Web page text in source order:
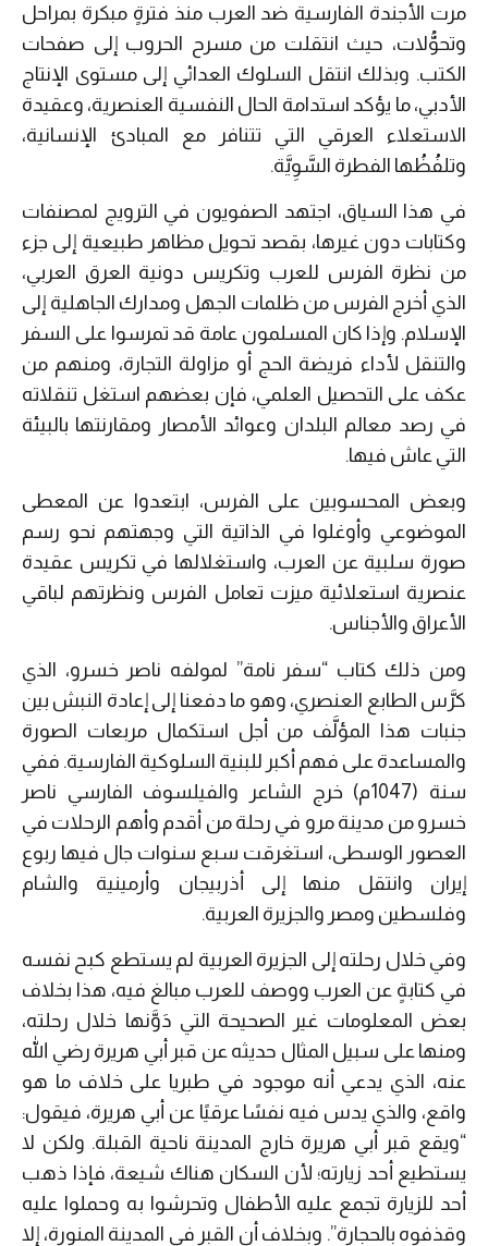
مرت الأجندة الفارسية ضد العرب منذ فترةٍ مبكرة بمراحل
وتحوُّلات، حيث انتقلت من مسرح الحروب إلى صفحات
الكتب. وبذلك انتقل السلوك العدائي إلى مستوى الإنتاج
الأدبي، ما يؤكد استدامة الحال النفسية العنصرية، وعقيدة
الاستعلاء العرقي التي تتنافر مع المبادئ الإنسانية،
وتلفُظُها الفطرة السَّوِيَّة.
في هذا السياق، اجتهد الصفويون في الترويج لمصنفات
وكتابات دون غيرها، بقصد تحويل مظاهر طبيعية إلى جزء
من نظرة الفرس للعرب وتكريس دونية العرق العربي،
الذي أخرج الفرس من ظلمات الجهل ومدارك الجاهلية إلى
الإسلام. وإذا كان المسلمون عامة قد تمرسوا على السفر
والتنقل لأداء فريضة الحج أو مزاولة التجارة، ومنهم من
عكف على التحصيل العلمي، فإن بعضهم استغل تنقلاته
في رصد معالم البلدان وعوائد الأمصار ومقارنتها بالبيئة
التي عاش فيها.
وبعض المحسوبين على الفرس، ابتعدوا عن المعطى
الموضوعي وأوغلوا في الذاتية التي وجهتهم نحو رسم
صورة سلبية عن العرب، واستغلالها في تكريس عقيدة
عنصرية استعلائية ميزت تعامل الفرس ونظرتهم لباقي
الأعراق والأجناس.
ومن ذلك كتاب “سفر نامة” لمولفه ناصر خسرو، الذي
كرَّس الطابع العنصري، وهو ما دفعنا إلى إعادة النبش بين
جنبات هذا المؤلَّف من أجل استكمال مربعات الصورة
والمساعدة على فهم أكبر للبنية السلوكية الفارسية. ففي
سنة (1047م) خرج الشاعر والفيلسوف الفارسي ناصر
خسرو من مدينة مرو في رحلة من أقدم وأهم الرحلات في
العصور الوسطى، استغرقت سبع سنوات جال فيها ربوع
إيران وانتقل منها إلى أذربيجان وأرمينية والشام
وفلسطين ومصر والجزيرة العربية.
وفي خلال رحلته إلى الجزيرة العربية لم يستطع كبح نفسه
في كتابةٍ عن العرب ووصف للعرب مبالغ فيه، هذا بخلاف
بعض المعلومات غير الصحيحة التي دَوَّنها خلال رحلته،
ومنها على سبيل المثال حديثه عن قبر أبي هريرة رضي الله
عنه، الذي يدعي أنه موجود في طبريا على خلاف ما هو
واقع، والذي يدس فيه نفسًا عرقيًا عن أبي هريرة، فيقول:
“ويقع قبر أبي هريرة خارج المدينة ناحية القبلة. ولكن لا
يستطيع أحد زيارته؛ لأن السكان هناك شيعة، فإذا ذهب
أحد للزيارة تجمع عليه الأطفال وتحرشوا به وحملوا عليه
وقذفوه بالحجارة”. وبخلاف أن القبر في المدينة المنورة، إلا